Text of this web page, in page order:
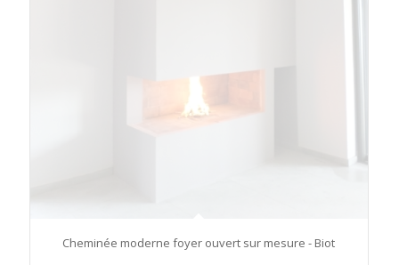
Cheminée moderne foyer ouvert sur mesure - Biot